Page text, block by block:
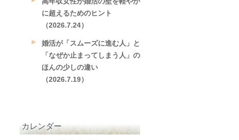
に超えるためのヒント
（2026.7.24）
婚活が「スムーズに進む人」と
「なぜか止まってしまう人」の
ほんの少しの違い
（2026.7.19）
カレンダー